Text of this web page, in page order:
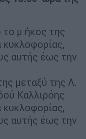
μ ήκος της
κυκλοφορίας,
αυτής έως την
μεταξύ της Λ.
Καλλιρόης
κυκλοφορίας,
αυτής έως την